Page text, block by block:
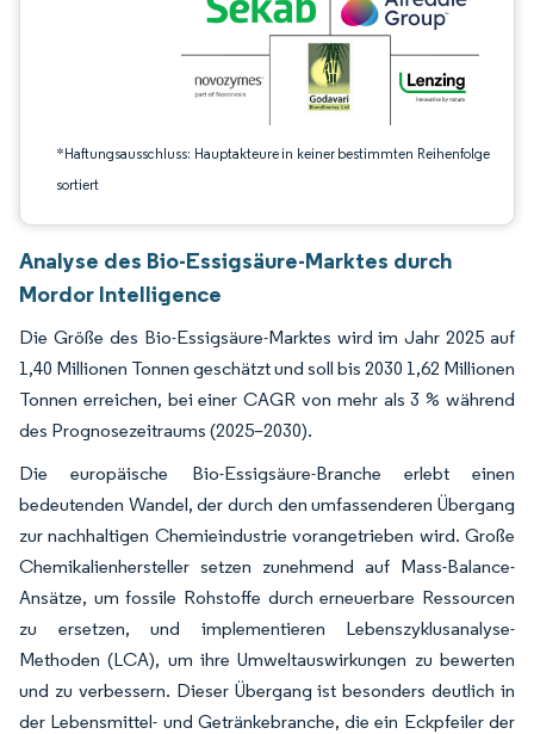
*Haftungsausschluss: Hauptakteure in keiner bestimmten Reihenfolge
sortiert
Analyse des Bio-Essigsäure-Marktes durch
Mordor Intelligence
Die Größe des Bio-Essigsäure-Marktes wird im Jahr 2025 auf
1,40 Millionen Tonnen geschätzt und soll bis 2030 1,62 Millionen
Tonnen erreichen, bei einer CAGR von mehr als 3 % während
des Prognosezeitraums (2025–2030).
Die europäische Bio-Essigsäure-Branche erlebt einen
bedeutenden Wandel, der durch den umfassenderen Übergang
zur nachhaltigen Chemieindustrie vorangetrieben wird. Große
Chemikalienhersteller setzen zunehmend auf Mass-Balance-
Ansätze, um fossile Rohstoffe durch erneuerbare Ressourcen
zu ersetzen, und implementieren Lebenszyklusanalyse-
Methoden (LCA), um ihre Umweltauswirkungen zu bewerten
und zu verbessern. Dieser Übergang ist besonders deutlich in
der Lebensmittel- und Getränkebranche, die ein Eckpfeiler der